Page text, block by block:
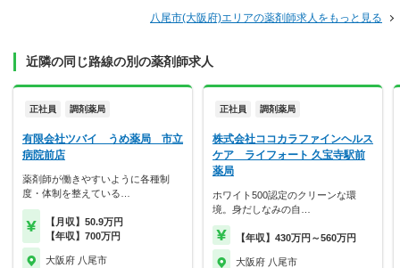
八尾市(大阪府)エリアの薬剤師求人をもっと見る
近隣の同じ路線の別の薬剤師求人
正社員 調剤薬局
有限会社ツバイ うめ薬局 市立
病院前店
薬剤師が働きやすいように各種制
度・体制を整えている…
【月収】50.9万円
【年収】700万円
大阪府 八尾市
正社員 調剤薬局
株式会社ココカラファインヘルス
ケア ライフォート 久宝寺駅前
薬局
ホワイト500認定のクリーンな環
境。身だしなみの自…
【年収】430万円～560万円
大阪府 八尾市